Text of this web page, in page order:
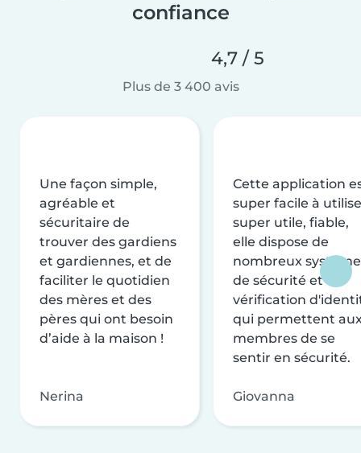
confiance
4,7 / 5
Plus de 3 400 avis
Une façon simple,
agréable et
sécuritaire de
trouver des gardiens
et gardiennes, et de
faciliter le quotidien
des mères et des
pères qui ont besoin
d’aide à la maison !
Nerina
Cette application
super facile à
super utile, fiable,
elle dispose de
nombreux
de sécurité et de
vérification
qui permettent
membres de se
sentir en sécurité.
Giovanna